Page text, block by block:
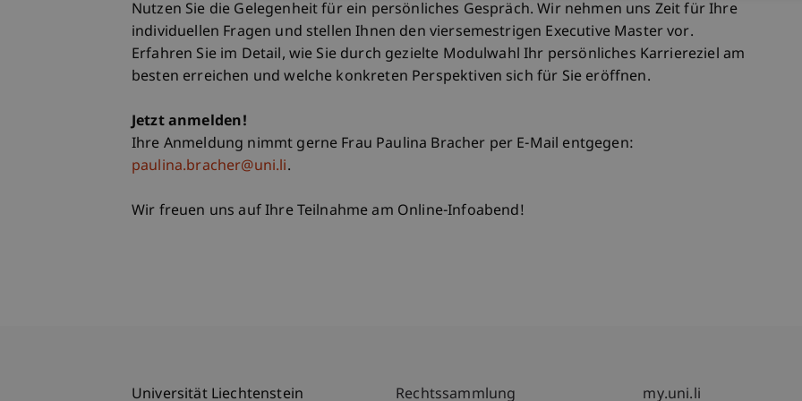
Nutzen Sie die Gelegenheit für ein persönliches Gespräch. Wir nehmen uns Zeit für Ihre
individuellen Fragen und stellen Ihnen den viersemestrigen Executive Master vor.
Erfahren Sie im Detail, wie Sie durch gezielte Modulwahl Ihr persönliches Karriereziel am
besten erreichen und welche konkreten Perspektiven sich für Sie eröffnen.
Jetzt anmelden!
Ihre Anmeldung nimmt gerne Frau Paulina Bracher per E-Mail entgegen:
paulina.bracher@uni.li.
Wir freuen uns auf Ihre Teilnahme am Online-Infoabend!
Universität Liechtenstein Rechtssammlung my.uni.li